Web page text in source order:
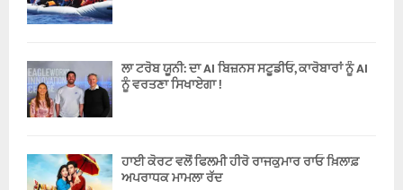
ਲਾ ਟਰੋਬ ਯੂਨੀ: ਦਾ AI ਬਿਜ਼ਨਸ ਸਟੂਡੀਓ, ਕਾਰੋਬਾਰਾਂ ਨੂੰ AI
ਨੂੰ ਵਰਤਣਾ ਸਿਖਾਏਗਾ !
ਹਾਈ ਕੋਰਟ ਵਲੋਂ ਫਿਲਮੀ ਹੀਰੋ ਰਾਜਕੁਮਾਰ ਰਾਓ ਖ਼ਿਲਾਫ਼
ਅਪਰਾਧਕ ਮਾਮਲਾ ਰੱਦ